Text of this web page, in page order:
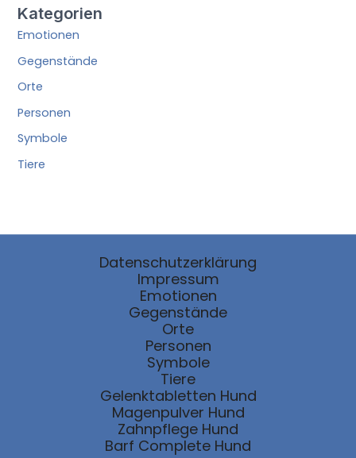
Kategorien
Emotionen
Gegenstände
Orte
Personen
Symbole
Tiere
Datenschutzerklärung
Impressum
Emotionen
Gegenstände
Orte
Personen
Symbole
Tiere
Gelenktabletten Hund
Magenpulver Hund
Zahnpflege Hund
Barf Complete Hund